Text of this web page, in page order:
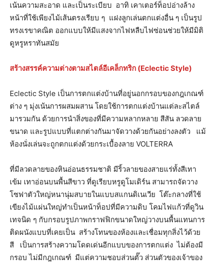
เน้นความสะอาด และเป็นระเบียบ อาทิ เคาเตอร์ท็อปอ่างล้าง
หน้าที่ใช้เพียงไม้เส้นตรงเรียบ ๆ แฝงลูกเล่นตกแต่งอื่น ๆ เป็นรูป
ทรงเรขาคณิต ออกแบบให้มีแสงจากไฟหลืบไฟซ่อนช่วยให้มีมิติ
ดูหรูหราทันสมัย
สร้างสรรค์ความต่างตามสไตล์อีเคล็กทริก (Eclectic Style)
Eclectic Style เป็นการตกแต่งบ้านที่อยู่นอกกรอบของกฎเกณฑ์
ต่าง ๆ มุ่งเน้นการผสมผสาน โดยใช้การตกแต่งบ้านแต่ละสไตล์
มารวมกัน ด้วยการนำสิ่งของที่มีความหลากหลาย สีสัน ลวดลาย
ขนาด และรูปแบบที่แตกต่างกันมาจัดวางด้วยกันอย่างลงตัว แม้
ห้องนั่งเล่นจะถูกตกแต่งด้วยกระเบื้องลาย VOLTERRA
ที่มีลวดลายของหินอ่อนธรรมชาติ มีริ้วลายของสายแร่ทั้งสีเทา
เข้ม เทาอ่อนบนพื้นสีขาว ที่ดูเรียบหรูดูโมเดิร์น สามารถจัดวาง
โซฟาตัวใหญ่หนานุ่มสบายในแบบสแกนดิเนเวีย โต๊ะกลางที่ใช้
เขียงไม้แผ่นใหญ่ทำเป็นหน้าท็อปที่มีความดิบ โคมไฟแก้วที่ดูวิน
เทจนิด ๆ กับกรอบรูปภาพกราฟฟิกขนาดใหญ่วางบนพื้นแทนการ
ติดผนังแบบที่เคยเป็น สร้างโทนของห้องและเชื่อมทุกสิ่งไว้ด้วย
สี เป็นการสร้างความโดดเด่นอีกแบบของการตกแต่ง ไม่ต้องมี
กรอบ ไม่มีกฎเกณฑ์ มีแต่ความชอบส่วนตั๊ว ส่วนตัวของเจ้าของ